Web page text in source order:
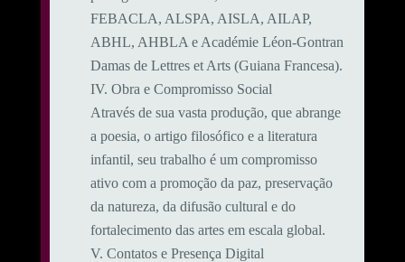
FEBACLA, ALSPA, AISLA, AILAP,
ABHL, AHBLA e Académie Léon-Gontran
Damas de Lettres et Arts (Guiana Francesa).
​IV. Obra e Compromisso Social
​Através de sua vasta produção, que abrange
a poesia, o artigo filosófico e a literatura
infantil, seu trabalho é um compromisso
ativo com a promoção da paz, preservação
da natureza, da difusão cultural e do
fortalecimento das artes em escala global.
​V. Contatos e Presença Digital